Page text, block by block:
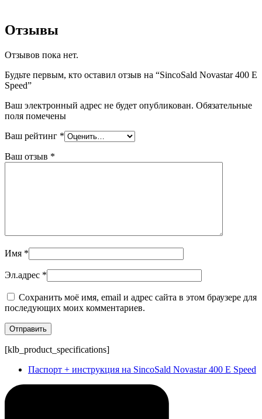
Отзывы
Отзывов пока нет.
Будьте первым, кто оставил отзыв на “SincoSald Novastar 400 E
Speed”
Ваш электронный адрес не будет опубликован. Обязательные
поля помечены
Ваш рейтинг *
Ваш отзыв *
Имя *
Эл.адрес *
Сохранить моё имя, email и адрес сайта в этом браузере для
последующих моих комментариев.
[klb_product_specifications]
Паспорт + инструкция на SincoSald Novastar 400 E Speed